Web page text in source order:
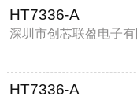
HT7336-A
深圳市创芯联盈电子有
HT7336-A